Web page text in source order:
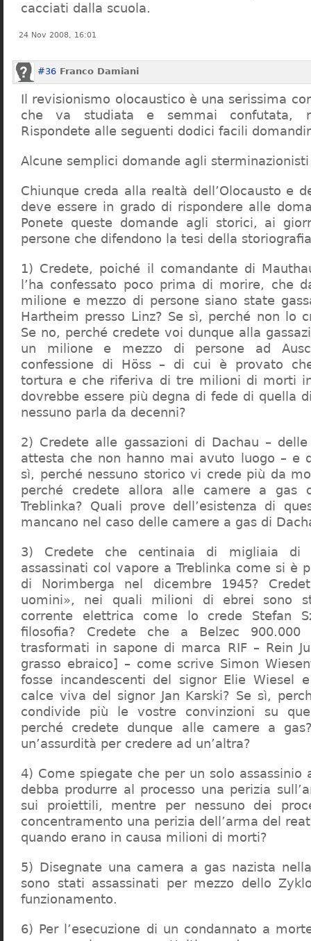
cacciati dalla scuola.
24 Nov 2008, 16:01
#36 Franco Damiani
Il revisionismo olocaustico è una serissima
che va studiata e semmai confutata,
Rispondete alle seguenti dodici facili
Alcune semplici domande agli sterminazionisti
Chiunque creda alla realtà dell’Olocausto e
deve essere in grado di rispondere alle
Ponete queste domande agli storici, ai
persone che difendono la tesi della
1) Credete, poiché il comandante di
l’ha confessato poco prima di morire, che
milione e mezzo di persone siano state
Hartheim presso Linz? Se sì, perché non lo
Se no, perché credete voi dunque alla
un milione e mezzo di persone ad
confessione di Höss – di cui è provato
tortura e che riferiva di tre milioni di morti
dovrebbe essere più degna di fede di quella
nessuno parla da decenni?
2) Credete alle gassazioni di Dachau –
attesta che non hanno mai avuto luogo – e
sì, perché nessuno storico vi crede più da
perché credete allora alle camere a gas
Treblinka? Quali prove dell’esistenza di
mancano nel caso delle camere a gas di
3) Credete che centinaia di migliaia di
assassinati col vapore a Treblinka come si è
di Norimberga nel dicembre 1945?
uomini», nei quali milioni di ebrei sono
corrente elettrica come lo crede Stefan
filosofia? Credete che a Belzec
trasformati in sapone di marca RIF – Rein
grasso ebraico] – come scrive Simon
fosse incandescenti del signor Elie Wiesel
calce viva del signor Jan Karski? Se sì,
condivide più le vostre convinzioni su
perché credete dunque alle camere a
un’assurdità per credere ad un’altra?
4) Come spiegate che per un solo assassinio
debba produrre al processo una perizia
sui proiettili, mentre per nessuno dei
concentramento una perizia dell’arma del
quando erano in causa milioni di morti?
5) Disegnate una camera a gas nazista
sono stati assassinati per mezzo dello
funzionamento.
6) Per l’esecuzione di un condannato a